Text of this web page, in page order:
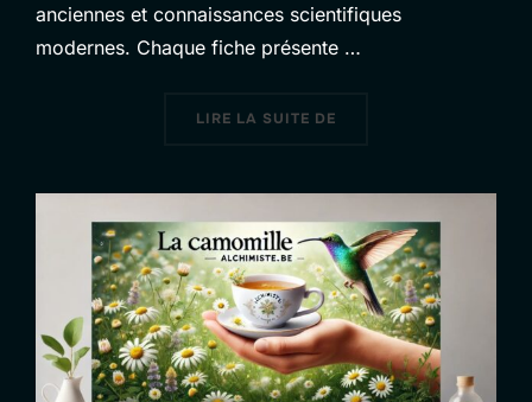
anciennes et connaissances scientifiques
modernes. Chaque fiche présente …
LIRE LA SUITE DE